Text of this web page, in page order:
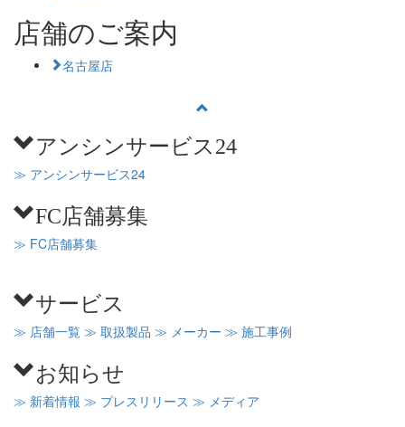
店舗のご案内
名古屋店
アンシンサービス24
≫ アンシンサービス24
FC店舗募集
≫ FC店舗募集
サービス
≫ 店舗一覧 ≫ 取扱製品 ≫ メーカー ≫ 施工事例
お知らせ
≫ 新着情報 ≫ プレスリリース ≫ メディア